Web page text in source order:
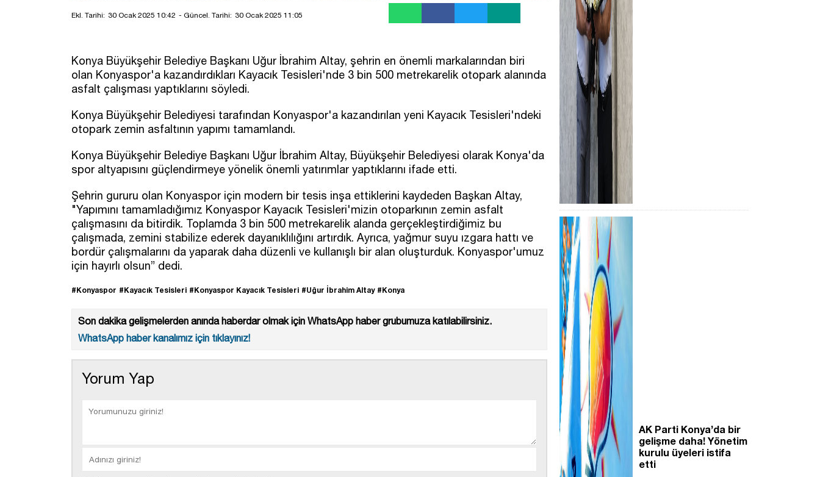
Ekl. Tarihi: 30 Ocak 2025 10:42 - Güncel. Tarihi: 30 Ocak 2025 11:05
Konya Büyükşehir Belediye Başkanı Uğur İbrahim Altay, şehrin en önemli markalarından biri
olan Konyaspor'a kazandırdıkları Kayacık Tesisleri'nde 3 bin 500 metrekarelik otopark alanında
asfalt çalışması yaptıklarını söyledi.
Konya Büyükşehir Belediyesi tarafından Konyaspor'a kazandırılan yeni Kayacık Tesisleri'ndeki
otopark zemin asfaltının yapımı tamamlandı.
Konya Büyükşehir Belediye Başkanı Uğur İbrahim Altay, Büyükşehir Belediyesi olarak Konya'da
spor altyapısını güçlendirmeye yönelik önemli yatırımlar yaptıklarını ifade etti.
Şehrin gururu olan Konyaspor için modern bir tesis inşa ettiklerini kaydeden Başkan Altay,
"Yapımını tamamladığımız Konyaspor Kayacık Tesisleri'mizin otoparkının zemin asfalt
çalışmasını da bitirdik. Toplamda 3 bin 500 metrekarelik alanda gerçekleştirdiğimiz bu
çalışmada, zemini stabilize ederek dayanıklılığını artırdık. Ayrıca, yağmur suyu ızgara hattı ve
bordür çalışmalarını da yaparak daha düzenli ve kullanışlı bir alan oluşturduk. Konyaspor'umuz
için hayırlı olsun” dedi.
#Konyaspor #Kayacık Tesisleri #Konyaspor Kayacık Tesisleri #Uğur İbrahim Altay #Konya
Son dakika gelişmelerden anında haberdar olmak için WhatsApp haber grubumuza katılabilirsiniz.
WhatsApp haber kanalımız için tıklayınız!
Yorum Yap
AK Parti Konya’da bir
gelişme daha! Yönetim
kurulu üyeleri istifa
etti